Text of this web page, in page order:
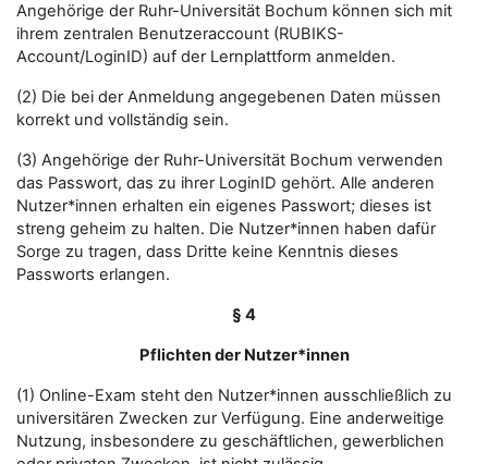
Angehörige der Ruhr-Universität Bochum können sich mit
ihrem zentralen Benutzeraccount (RUBIKS-
Account/LoginID) auf der Lernplattform anmelden.
(2) Die bei der Anmeldung angegebenen Daten müssen
korrekt und vollständig sein.
(3) Angehörige der Ruhr-Universität Bochum verwenden
das Passwort, das zu ihrer LoginID gehört. Alle anderen
Nutzer*innen erhalten ein eigenes Passwort; dieses ist
streng geheim zu halten. Die Nutzer*innen haben dafür
Sorge zu tragen, dass Dritte keine Kenntnis dieses
Passworts erlangen.
§ 4
Pflichten der Nutzer*innen
(1) Online-Exam steht den Nutzer*innen ausschließlich zu
universitären Zwecken zur Verfügung. Eine anderweitige
Nutzung, insbesondere zu geschäftlichen, gewerblichen